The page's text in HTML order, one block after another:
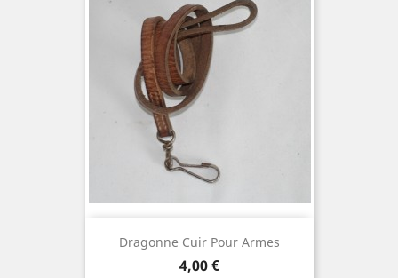
Dragonne Cuir Pour Armes
Prix
4,00 €